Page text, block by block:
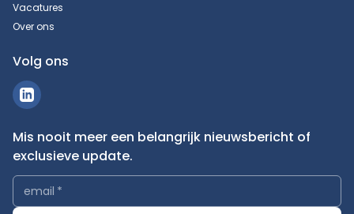
Vacatures
Over ons
Volg ons
Mis nooit meer een belangrijk nieuwsbericht of
exclusieve update.
email *